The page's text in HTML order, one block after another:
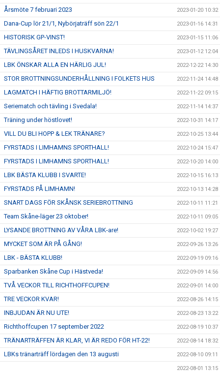
Årsmöte 7 februari 2023 2023-01-20 10:32
Dana-Cup lör 21/1, Nybörjaträff sön 22/1 2023-01-16 14:31
HISTORISK GP-VINST! 2023-01-15 11:06
TÄVLINGSÅRET INLEDS I HUSKVARNA! 2023-01-12 12:04
LBK ÖNSKAR ALLA EN HÄRLIG JUL! 2022-12-22 14:30
STOR BROTTNINGSUNDERHÅLLNING I FOLKETS HUS 2022-11-24 14:48
LAGMATCH I HÄFTIG BROTTARMILJÖ! 2022-11-22 09:15
Seriematch och tävling i Svedala! 2022-11-14 14:37
Träning under höstlovet! 2022-10-31 14:17
VILL DU BLI HOPP & LEK TRÄNARE? 2022-10-25 13:44
FYRSTADS I LIMHAMNS SPORTHALL! 2022-10-24 15:47
FYRSTADS I LIMHAMNS SPORTHALL! 2022-10-20 14:00
LBK BÄSTA KLUBB I SVARTE! 2022-10-15 16:13
FYRSTADS PÅ LIMHAMN! 2022-10-13 14:28
SNART DAGS FÖR SKÅNSK SERIEBROTTNING 2022-10-11 11:21
Team Skåne-läger 23 oktober! 2022-10-11 09:05
LYSANDE BROTTNING AV VÅRA LBK-are! 2022-10-02 19:27
MYCKET SOM ÄR PÅ GÅNG! 2022-09-26 13:26
LBK - BÄSTA KLUBB! 2022-09-19 09:16
Sparbanken Skåne Cup i Hästveda! 2022-09-09 14:56
TVÅ VECKOR TILL RICHTHOFFCUPEN! 2022-09-01 14:00
TRE VECKOR KVAR! 2022-08-26 14:15
INBJUDAN ÄR NU UTE! 2022-08-23 13:22
Richthoffcupen 17 september 2022 2022-08-19 10:37
TRÄNARTRÄFFEN ÄR KLAR, VI ÄR REDO FÖR HT-22! 2022-08-14 18:32
LBKs tränarträff lördagen den 13 augusti 2022-08-10 09:11
2022-08-01 13:15